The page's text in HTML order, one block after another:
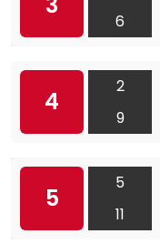
6
4
2
9
5
5
11